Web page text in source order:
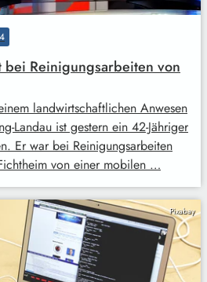
bei Reinigungsarbeiten von
landwirtschaftlichen Anwesen
Landau ist gestern ein 42-Jähriger
Er war bei Reinigungsarbeiten
von einer mobilen …
Pixabay